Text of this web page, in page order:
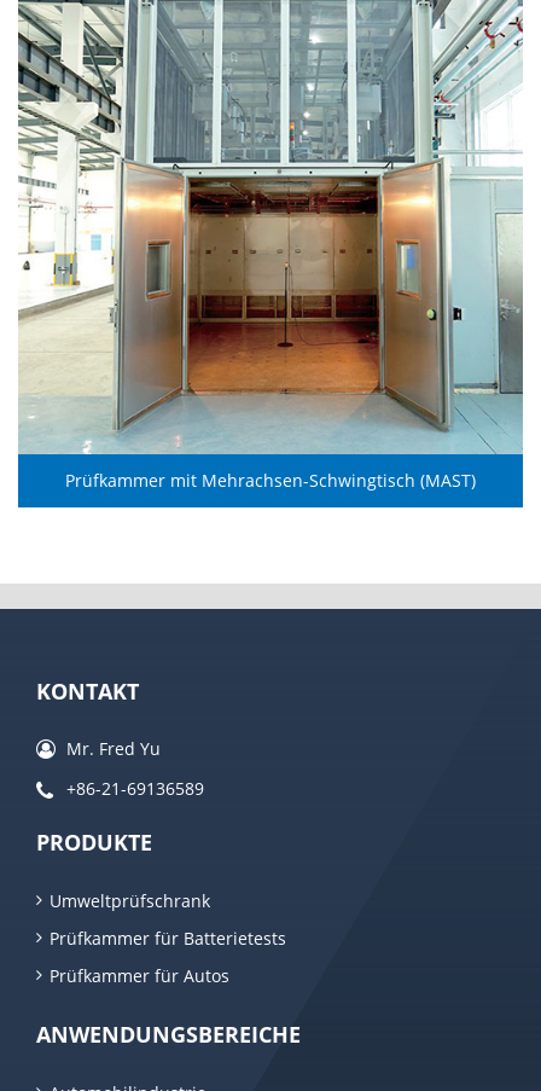
Prüfkammer mit Mehrachsen-Schwingtisch (MAST)
KONTAKT
Mr. Fred Yu
+86-21-69136589
PRODUKTE
Umweltprüfschrank
Prüfkammer für Batterietests
Prüfkammer für Autos
ANWENDUNGSBEREICHE